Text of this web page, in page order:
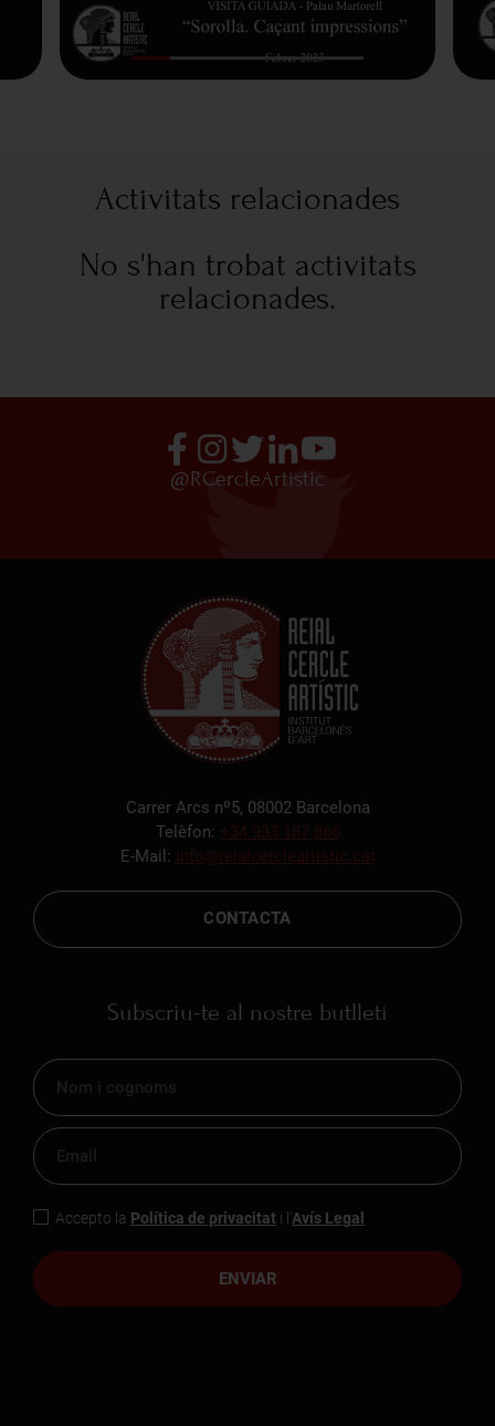
Activitats relacionades
No s'han trobat activitats
relacionades.
@RCercleArtistic
Carrer Arcs nº5, 08002 Barcelona
Telèfon: +34 933 187 866
E-Mail: info@reialcercleartistic.cat
CONTACTA
Subscriu-te al nostre butlletí
ENVIAR
Accepto la Política de privacitat i l'Avís Legal